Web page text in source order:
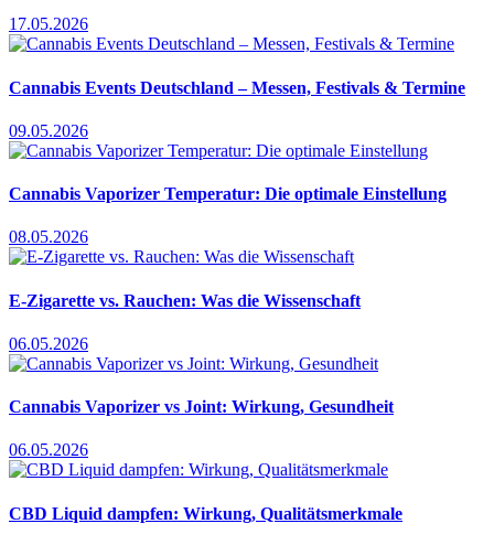
17.05.2026
Cannabis Events Deutschland – Messen, Festivals & Termine
09.05.2026
Cannabis Vaporizer Temperatur: Die optimale Einstellung
08.05.2026
E-Zigarette vs. Rauchen: Was die Wissenschaft
06.05.2026
Cannabis Vaporizer vs Joint: Wirkung, Gesundheit
06.05.2026
CBD Liquid dampfen: Wirkung, Qualitätsmerkmale